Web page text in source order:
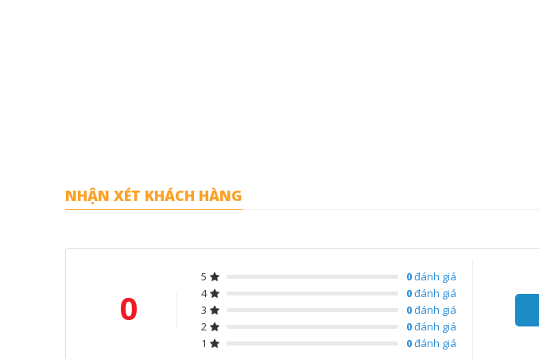
NHẬN XÉT KHÁCH HÀNG
0
5 0đánh giá
4
0đánh giá
3
0đánh giá
2
0đánh giá
1
0đánh giá